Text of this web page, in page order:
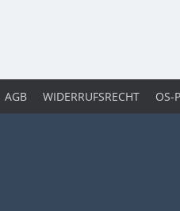
AGB WIDERRUFSRECHT OS-